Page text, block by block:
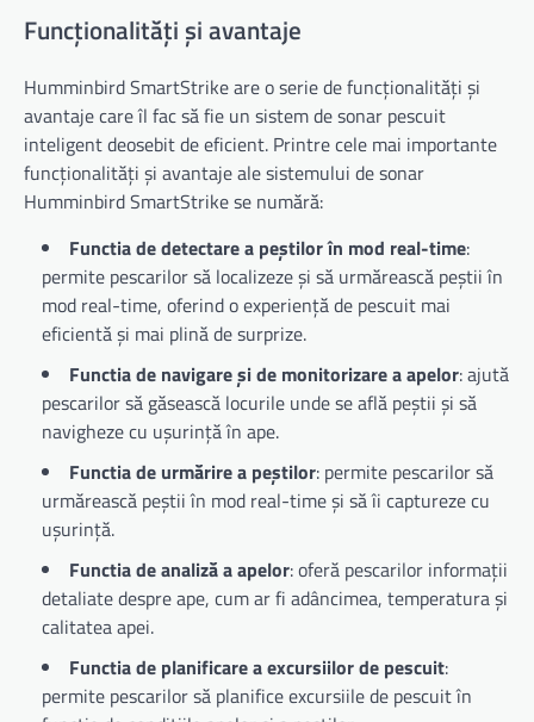
Funcționalități și avantaje
Humminbird SmartStrike are o serie de funcționalități și
avantaje care îl fac să fie un sistem de sonar pescuit
inteligent deosebit de eficient. Printre cele mai importante
funcționalități și avantaje ale sistemului de sonar
Humminbird SmartStrike se numără:
Functia de detectare a peștilor în mod real-time:
permite pescarilor să localizeze și să urmărească peștii în
mod real-time, oferind o experiență de pescuit mai
eficientă și mai plină de surprize.
Functia de navigare și de monitorizare a apelor: ajută
pescarilor să găsească locurile unde se află peștii și să
navigheze cu ușurință în ape.
Functia de urmărire a peștilor: permite pescarilor să
urmărească peștii în mod real-time și să îi captureze cu
ușurință.
Functia de analiză a apelor: oferă pescarilor informații
detaliate despre ape, cum ar fi adâncimea, temperatura și
calitatea apei.
Functia de planificare a excursiilor de pescuit:
permite pescarilor să planifice excursiile de pescuit în